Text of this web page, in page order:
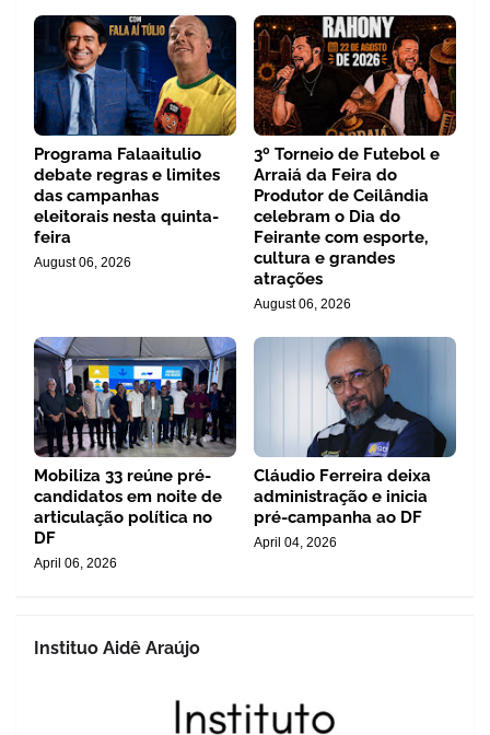
Programa Falaaitulio
debate regras e limites
das campanhas
eleitorais nesta quinta-
feira
August 06, 2026
3º Torneio de Futebol e
Arraiá da Feira do
Produtor de Ceilândia
celebram o Dia do
Feirante com esporte,
cultura e grandes
atrações
August 06, 2026
Mobiliza 33 reúne pré-
candidatos em noite de
articulação política no
DF
April 06, 2026
Cláudio Ferreira deixa
administração e inicia
pré-campanha ao DF
April 04, 2026
Instituo Aidê Araújo